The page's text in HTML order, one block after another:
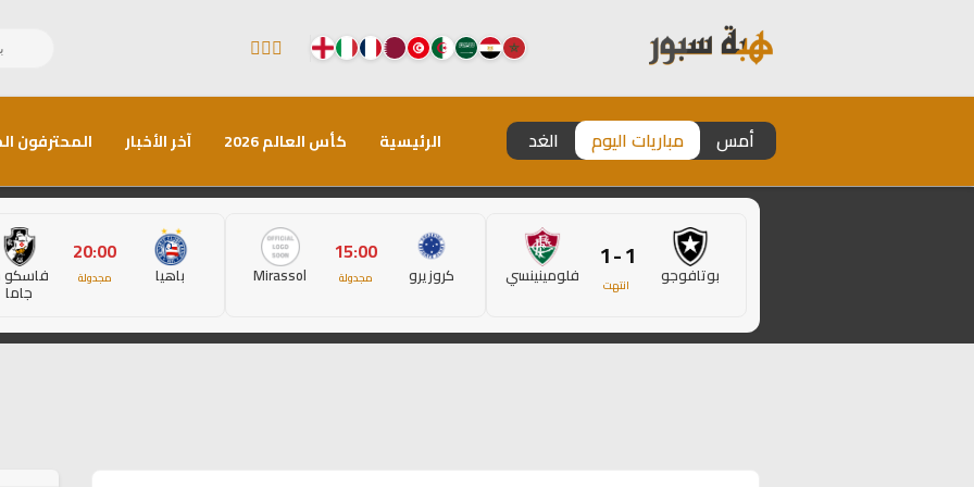
أمس مباريات اليوم الغد الرئيسية كأس العالم 2026 آخر الأخبار المحترفون
بوتافوجو 1 - 1
انتهت فلومينينسي كروزيرو
15:00
مجدولة Mirassol باهيا
20:00
مجدولة فاسكو
جاما